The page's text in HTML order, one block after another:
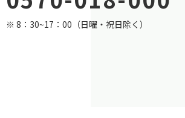
※ 8：30~17：00（日曜・祝日除く）